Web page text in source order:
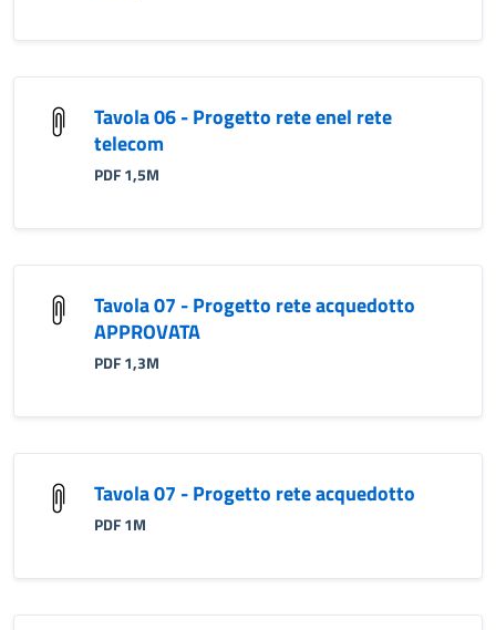
Tavola 06 - Progetto rete enel rete
telecom
PDF 1,5M
Tavola 07 - Progetto rete acquedotto
APPROVATA
PDF 1,3M
Tavola 07 - Progetto rete acquedotto
PDF 1M